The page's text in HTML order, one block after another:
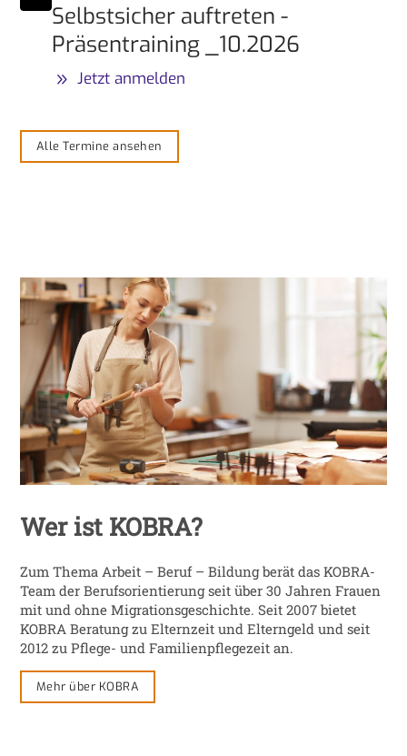
Selbstsicher auftreten -
Präsentraining _10.2026
Jetzt anmelden
Alle Termine ansehen
Wer ist KOBRA?
Zum Thema Arbeit – Beruf – Bildung berät das KOBRA-
Team der Berufsorientierung seit über 30 Jahren Frauen
mit und ohne Migrationsgeschichte. Seit 2007 bietet
KOBRA Beratung zu Elternzeit und Elterngeld und seit
2012 zu Pflege- und Familienpflegezeit an.
Mehr über KOBRA